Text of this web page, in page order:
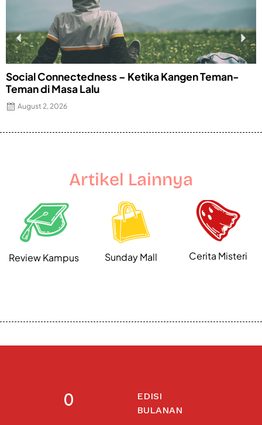
Social Connectedness – Ketika Kangen Teman-
Teman di Masa Lalu
August 2, 2026
Artikel Lainnya
Review Kampus Sunday Mall Cerita Misteri
0
EDISI
BULANAN